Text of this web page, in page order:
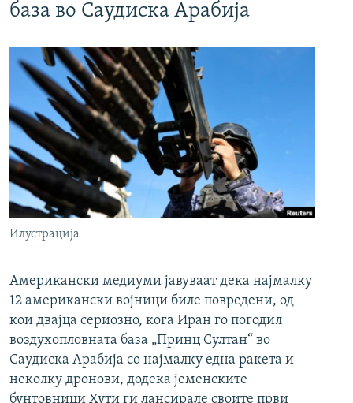
база во Саудиска Арабија
Илустрација
Американски медиуми јавуваат дека најмалку
12 американски војници биле повредени, од
кои двајца сериозно, кога Иран го погодил
воздухопловната база „Принц Султан“ во
Саудиска Арабија со најмалку една ракета и
неколку дронови, додека јеменските
бунтовници Хути ги лансирале своите први